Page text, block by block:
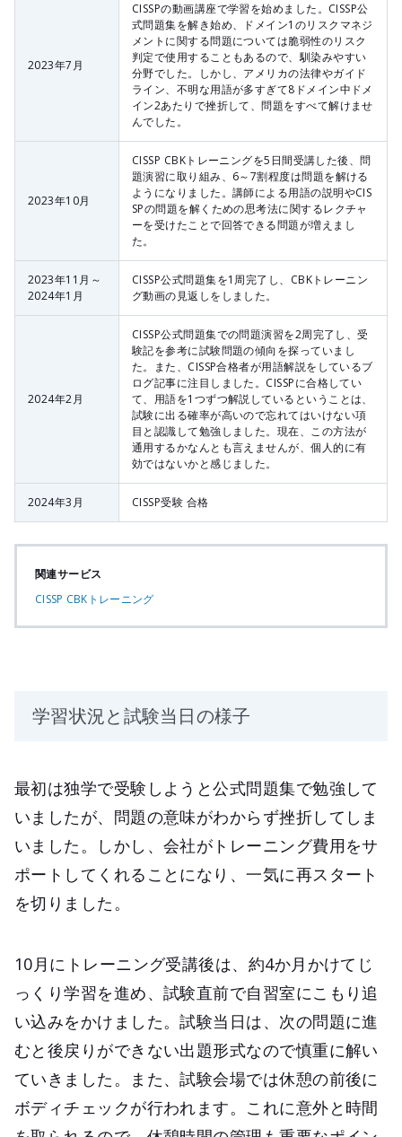
2023年7月
CISSPの動画講座で学習を始めました。CISSP公
式問題集を解き始め、ドメイン1のリスクマネジ
メントに関する問題については脆弱性のリスク
判定で使用することもあるので、馴染みやすい
分野でした。しかし、アメリカの法律やガイド
ライン、不明な用語が多すぎて8ドメイン中ドメ
イン2あたりで挫折して、問題をすべて解けませ
んでした。
2023年10月
CISSP CBKトレーニングを5日間受講した後、問
題演習に取り組み、6～7割程度は問題を解ける
ようになりました。講師による用語の説明やCIS
SPの問題を解くための思考法に関するレクチャ
ーを受けたことで回答できる問題が増えまし
た。
2023年11月～
2024年1月
CISSP公式問題集を1周完了し、CBKトレーニン
グ動画の見返しをしました。
2024年2月
CISSP公式問題集での問題演習を2周完了し、受
験記を参考に試験問題の傾向を探っていまし
た。また、CISSP合格者が用語解説をしているブ
ログ記事に注目しました。CISSPに合格してい
て、用語を1つずつ解説しているということは、
試験に出る確率が高いので忘れてはいけない項
目と認識して勉強しました。現在、この方法が
通用するかなんとも言えませんが、個人的に有
効ではないかと感じました。
2024年3月 CISSP受験 合格
関連サービス
CISSP CBKトレーニング
学習状況と試験当日の様子
最初は独学で受験しようと公式問題集で勉強して
いましたが、問題の意味がわからず挫折してしま
いました。しかし、会社がトレーニング費用をサ
ポートしてくれることになり、一気に再スタート
を切りました。
10月にトレーニング受講後は、約4か月かけてじ
っくり学習を進め、試験直前で自習室にこもり追
い込みをかけました。試験当日は、次の問題に進
むと後戻りができない出題形式なので慎重に解い
ていきました。また、試験会場では休憩の前後に
ボディチェックが行われます。これに意外と時間